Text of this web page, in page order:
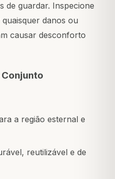
de guardar. Inspecione
danos ou
causar desconforto
a região esternal e
reutilizável e de